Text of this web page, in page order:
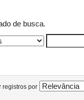
de busca.
registros por